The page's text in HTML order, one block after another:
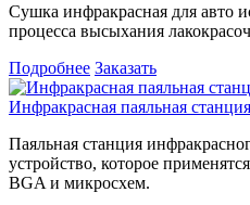
Сушка инфракрасная для авто
процесса высыхания
Подробнее Заказать
Инфракрасная паяльная станция
Паяльная станция
устройство, которое
BGA и микросхем.